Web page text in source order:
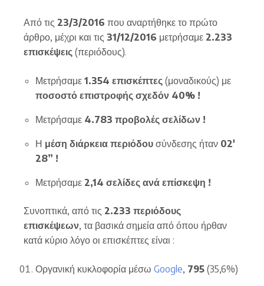
Από τις 23/3/2016 που αναρτήθηκε το πρώτο
άρθρο, μέχρι και τις 31/12/2016 μετρήσαμε 2.233
επισκέψεις (περιόδους).
Μετρήσαμε 1.354 επισκέπτες (μοναδικούς) με
ποσοστό επιστροφής σχεδόν 40% !
Μετρήσαμε 4.783 προβολές σελίδων !
Η μέση διάρκεια περιόδου σύνδεσης ήταν 02′
28” !
Μετρήσαμε 2,14 σελίδες ανά επίσκεψη !
Συνοπτικά, από τις 2.233 περιόδους
επισκέψεων, τα βασικά σημεία από όπου ήρθαν
κατά κύριο λόγο οι επισκέπτες είναι :
Οργανική κυκλοφορία μέσω Google, 795 (35,6%)